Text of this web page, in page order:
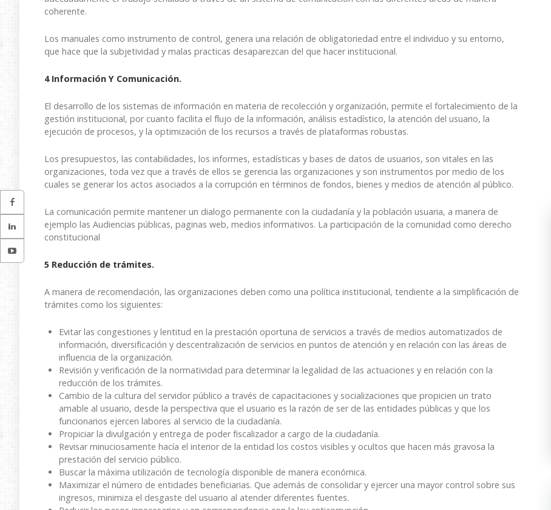
coherente.
Los manuales como instrumento de control, genera una relación de obligatoriedad entre el individuo y su entorno,
que hace que la subjetividad y malas practicas desaparezcan del que hacer institucional.
4 Información Y Comunicación.
El desarrollo de los sistemas de información en materia de recolección y organización, permite el fortalecimiento de la
gestión institucional, por cuanto facilita el flujo de la información, análisis estadístico, la atención del usuario, la
ejecución de procesos, y la optimización de los recursos a través de plataformas robustas.
Los presupuestos, las contabilidades, los informes, estadísticas y bases de datos de usuarios, son vitales en las
organizaciones, toda vez que a través de ellos se gerencia las organizaciones y son instrumentos por medio de los
cuales se generar los actos asociados a la corrupción en términos de fondos, bienes y medios de atención al público.
La comunicación permite mantener un dialogo permanente con la ciudadanía y la población usuaria, a manera de
ejemplo las Audiencias públicas, paginas web, medios informativos. La participación de la comunidad como derecho
constitucional
5 Reducción de trámites.
A manera de recomendación, las organizaciones deben como una política institucional, tendiente a la simplificación de
trámites como los siguientes:
Evitar las congestiones y lentitud en la prestación oportuna de servicios a través de medios automatizados de
información, diversificación y descentralización de servicios en puntos de atención y en relación con las áreas de
influencia de la organización.
Revisión y verificación de la normatividad para determinar la legalidad de las actuaciones y en relación con la
reducción de los trámites.
Cambio de la cultura del servidor público a través de capacitaciones y socializaciones que propicien un trato
amable al usuario, desde la perspectiva que el usuario es la razón de ser de las entidades públicas y que los
funcionarios ejercen labores al servicio de la ciudadanía.
Propiciar la divulgación y entrega de poder fiscalizador a cargo de la ciudadanía.
Revisar minuciosamente hacía el interior de la entidad los costos visibles y ocultos que hacen más gravosa la
prestación del servicio público.
Buscar la máxima utilización de tecnología disponible de manera económica.
Maximizar el número de entidades beneficiarias. Que además de consolidar y ejercer una mayor control sobre sus
ingresos, minimiza el desgaste del usuario al atender diferentes fuentes.